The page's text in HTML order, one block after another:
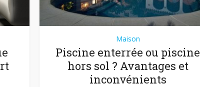
Maison
Piscine enterrée ou piscine
hors sol ? Avantages et
inconvénients